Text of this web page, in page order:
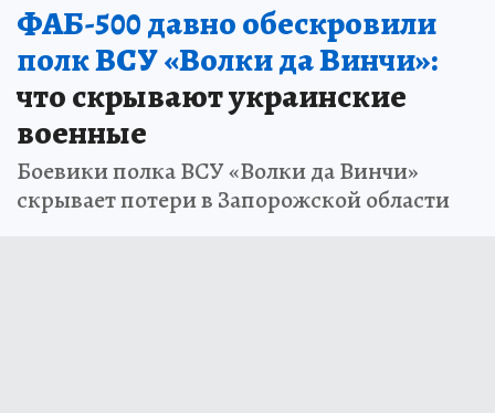
ФАБ-500 давно обескровили
полк ВСУ «Волки да Винчи»:
что скрывают украинские
военные
Боевики полка ВСУ «Волки да Винчи»
скрывает потери в Запорожской области